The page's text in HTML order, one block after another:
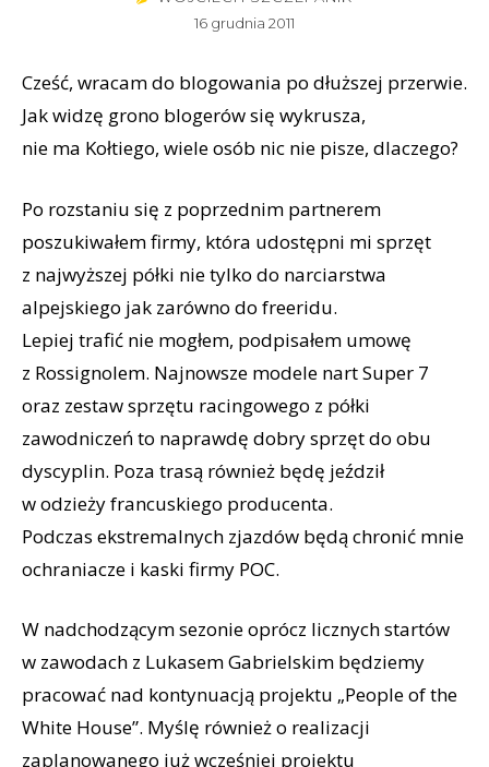
16 grudnia 2011
Cześć, wracam do blogowania po dłuższej przerwie.
Jak widzę grono blogerów się wykrusza,
nie ma Kołtiego, wiele osób nic nie pisze, dlaczego?
Po rozstaniu się z poprzednim partnerem
poszukiwałem firmy, która udostępni mi sprzęt
z najwyższej półki nie tylko do narciarstwa
alpejskiego jak zarówno do freeridu.
Lepiej trafić nie mogłem, podpisałem umowę
z Rossignolem. Najnowsze modele nart Super 7
oraz zestaw sprzętu racingowego z półki
zawodniczeń to naprawdę dobry sprzęt do obu
dyscyplin. Poza trasą również będę jeździł
w odzieży francuskiego producenta.
Podczas ekstremalnych zjazdów będą chronić mnie
ochraniacze i kaski firmy POC.
W nadchodzącym sezonie oprócz licznych startów
w zawodach z Lukasem Gabrielskim będziemy
pracować nad kontynuacją projektu „People of the
White House”. Myślę również o realizacji
zaplanowanego już wcześniej projektu